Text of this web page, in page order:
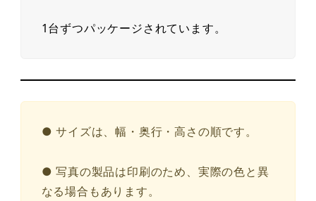
1台ずつパッケージされています。
● サイズは、幅・奥行・高さの順です。
● 写真の製品は印刷のため、実際の色と異
なる場合もあります。